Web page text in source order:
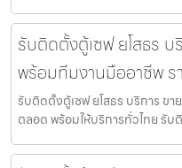
รับติดตั้งตู้เซฟ ยโสธร
พร้อมทีมงานมืออาชีพ ร
รับติดตั้งตู้เซฟ ยโสธร บริการ ข
ตลอด พร้อมให้บริการทั่วไทย รับ